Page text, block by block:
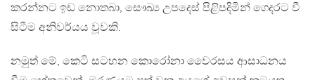
කරන්නට ඉඩ නොතබා, සෞඛ්‍ය උපදෙස් පිළිපදිමින් ගෙදරට වී
සිටීම අනිවර්යය වූවකි.
නමුත් මේ, කෙටි සටහන කොරෝනා වෛරසය ආසාධනය